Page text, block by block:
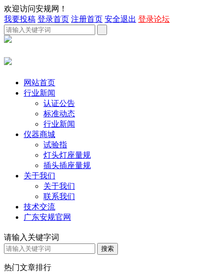
欢迎访问安规网！
我要投稿 登录首页 注册首页 安全退出 登录论坛
网站首页
行业新闻
认证公告
标准动态
行业新闻
仪器商城
试验指
灯头灯座量规
插头插座量规
关于我们
关于我们
联系我们
技术交流
广东安规官网
请输入关键字词
热门文章排行